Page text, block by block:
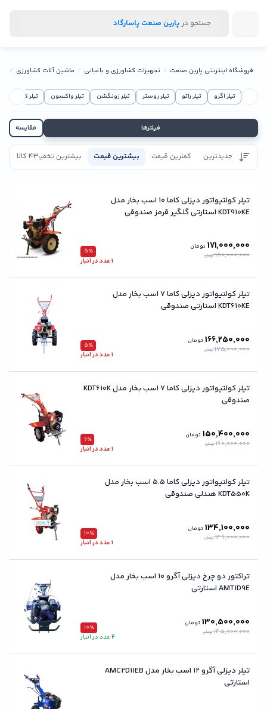
جستجو در پارین صنعت پاسارگاد
فروشگاه اینترنتی پارین صنعت تجهیزات کشاورزی و باغبانی ماشین آلات کشاورزی
تیلر اگرو تیلر راتو تیلر روستر تیلر زونگشن تیلر واکسون تیلر کاما
فیلترها مقایسه
جدیدترین کمترین قیمت بیشترین قیمت بیشترین تخفیف43 کالا
تیلر کولتیواتور دیزلی کاما ۱۰ اسب بخار مدل
KDT910KE استارتی گلگیر قرمز صندوقی
5٪
1 عدد در انبار
171,000,000 تومان
180,000,000 تومان
تیلر کولتیواتور دیزلی کاما ۷ اسب بخار مدل
KDT610KE استارتی صندوقی
5٪
1 عدد در انبار
166,250,000 تومان
175,000,000 تومان
تیلر کولتیواتور دیزلی کاما ۷ اسب بخار مدل KDT610K
صندوقی
6٪
1 عدد در انبار
150,400,000 تومان
160,000,000 تومان
تیلر کولتیواتور دیزلی کاما ۵.۵ اسب بخار مدل
KDT550K هندلی صندوقی
10٪
1 عدد در انبار
134,100,000 تومان
149,000,000 تومان
تراکتور دو چرخ دیزلی آگرو ۱۰ اسب بخار مدل
AMT1D9E استارتی
10٪
4 عدد در انبار
130,500,000 تومان
145,000,000 تومان
تیلر دیزلی آگرو ۱۲ اسب بخار مدل AMC2D11EB
استارتی